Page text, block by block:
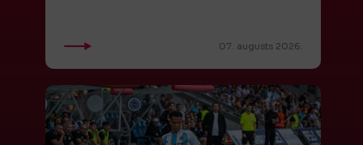
07. augusts 2026.